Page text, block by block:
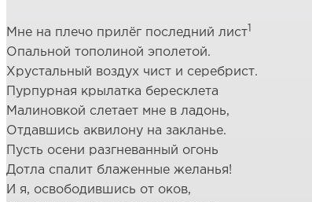
Мне на плечо прилёг последний лист1
Опальной тополиной эполетой.
Хрустальный воздух чист и серебрист.
Пурпурная крылатка бересклета
Малиновкой слетает мне в ладонь,
Отдавшись аквилону на закланье.
Пусть осени разгневанный огонь
Дотла спалит блаженные желанья!
И я, освободившись от оков,